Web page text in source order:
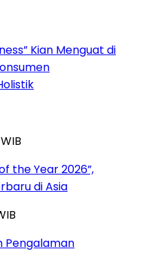
Kian Menguat di
the Year 2026”,
di Asia
Pengalaman